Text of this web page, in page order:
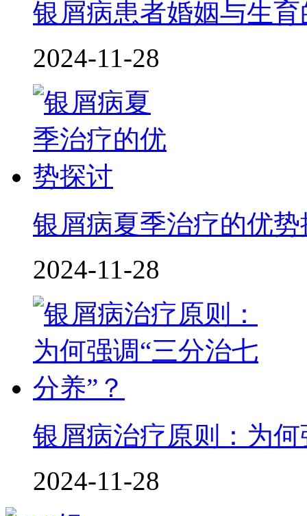
银屑病患者婚姻与生
2024-11-28
银屑病夏季治疗的优势
2024-11-28
银屑病治疗原则：为
2024-11-28